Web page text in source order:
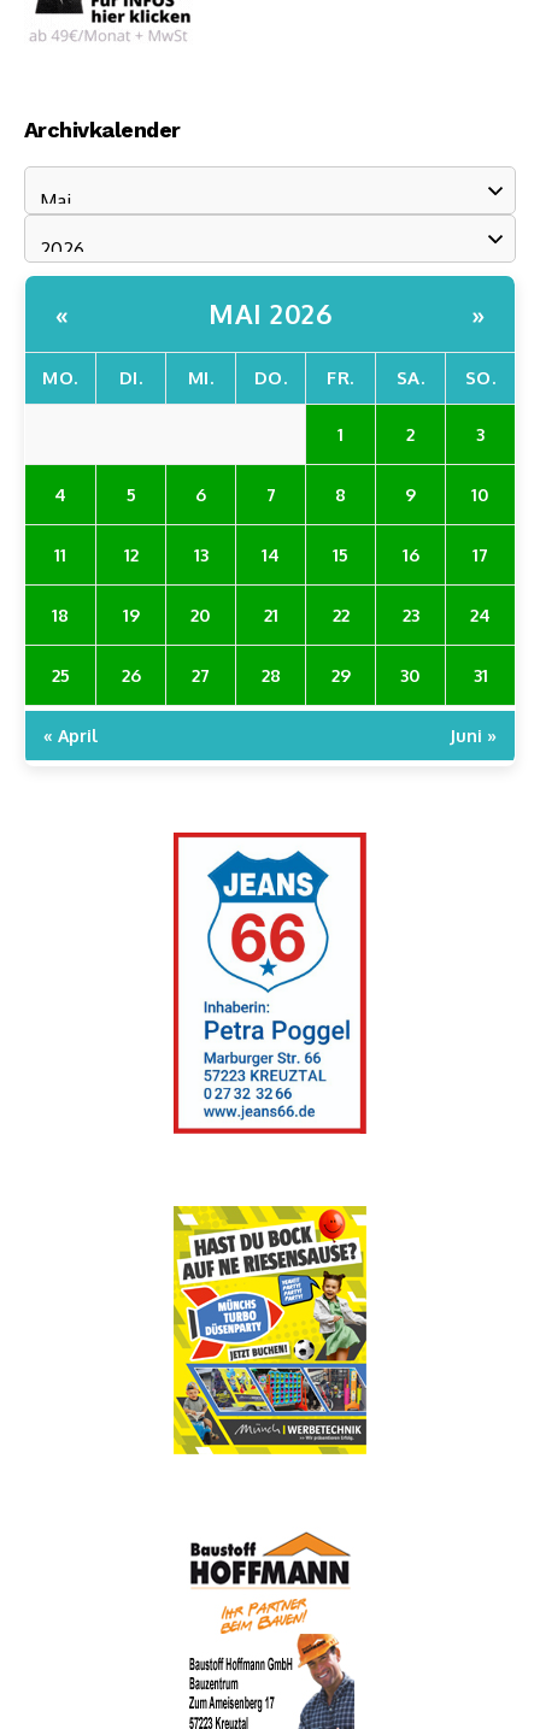
Archivkalender
« MAI 2026 »
MO. DI. MI. DO. FR. SA. SO.
1 2 3
4 5 6 7 8 9 10
11 12 13 14 15 16 17
18 19 20 21 22 23 24
25 26 27 28 29 30 31
« April Juni »